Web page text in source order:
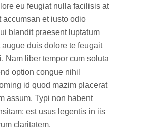
eu feugiat nulla facilisis at
accumsan et iusto odio
blandit praesent luptatum
duis dolore te feugait
Nam liber tempor cum soluta
option congue nihil
id quod mazim placerat
assum. Typi non habent
est usus legentis in iis
claritatem.